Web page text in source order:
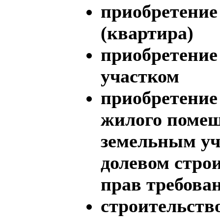
(квартира)
участком
жилого
земельным
долевом
прав